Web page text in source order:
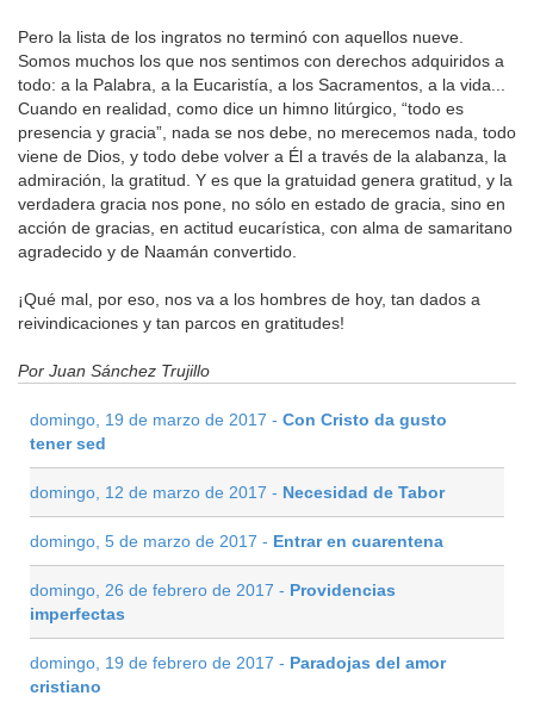
Pero la lista de los ingratos no terminó con aquellos nueve.
Somos muchos los que nos sentimos con derechos adquiridos a
todo: a la Palabra, a la Eucaristía, a los Sacramentos, a la vida...
Cuando en realidad, como dice un himno litúrgico, “todo es
presencia y gracia”, nada se nos debe, no merecemos nada, todo
viene de Dios, y todo debe volver a Él a través de la alabanza, la
admiración, la gratitud. Y es que la gratuidad genera gratitud, y la
verdadera gracia nos pone, no sólo en estado de gracia, sino en
acción de gracias, en actitud eucarística, con alma de samaritano
agradecido y de Naamán convertido.
¡Qué mal, por eso, nos va a los hombres de hoy, tan dados a
reivindicaciones y tan parcos en gratitudes!
Por Juan Sánchez Trujillo
domingo, 19 de marzo de 2017 - Con Cristo da gusto
tener sed
domingo, 12 de marzo de 2017 - Necesidad de Tabor
domingo, 5 de marzo de 2017 - Entrar en cuarentena
domingo, 26 de febrero de 2017 - Providencias
imperfectas
domingo, 19 de febrero de 2017 - Paradojas del amor
cristiano